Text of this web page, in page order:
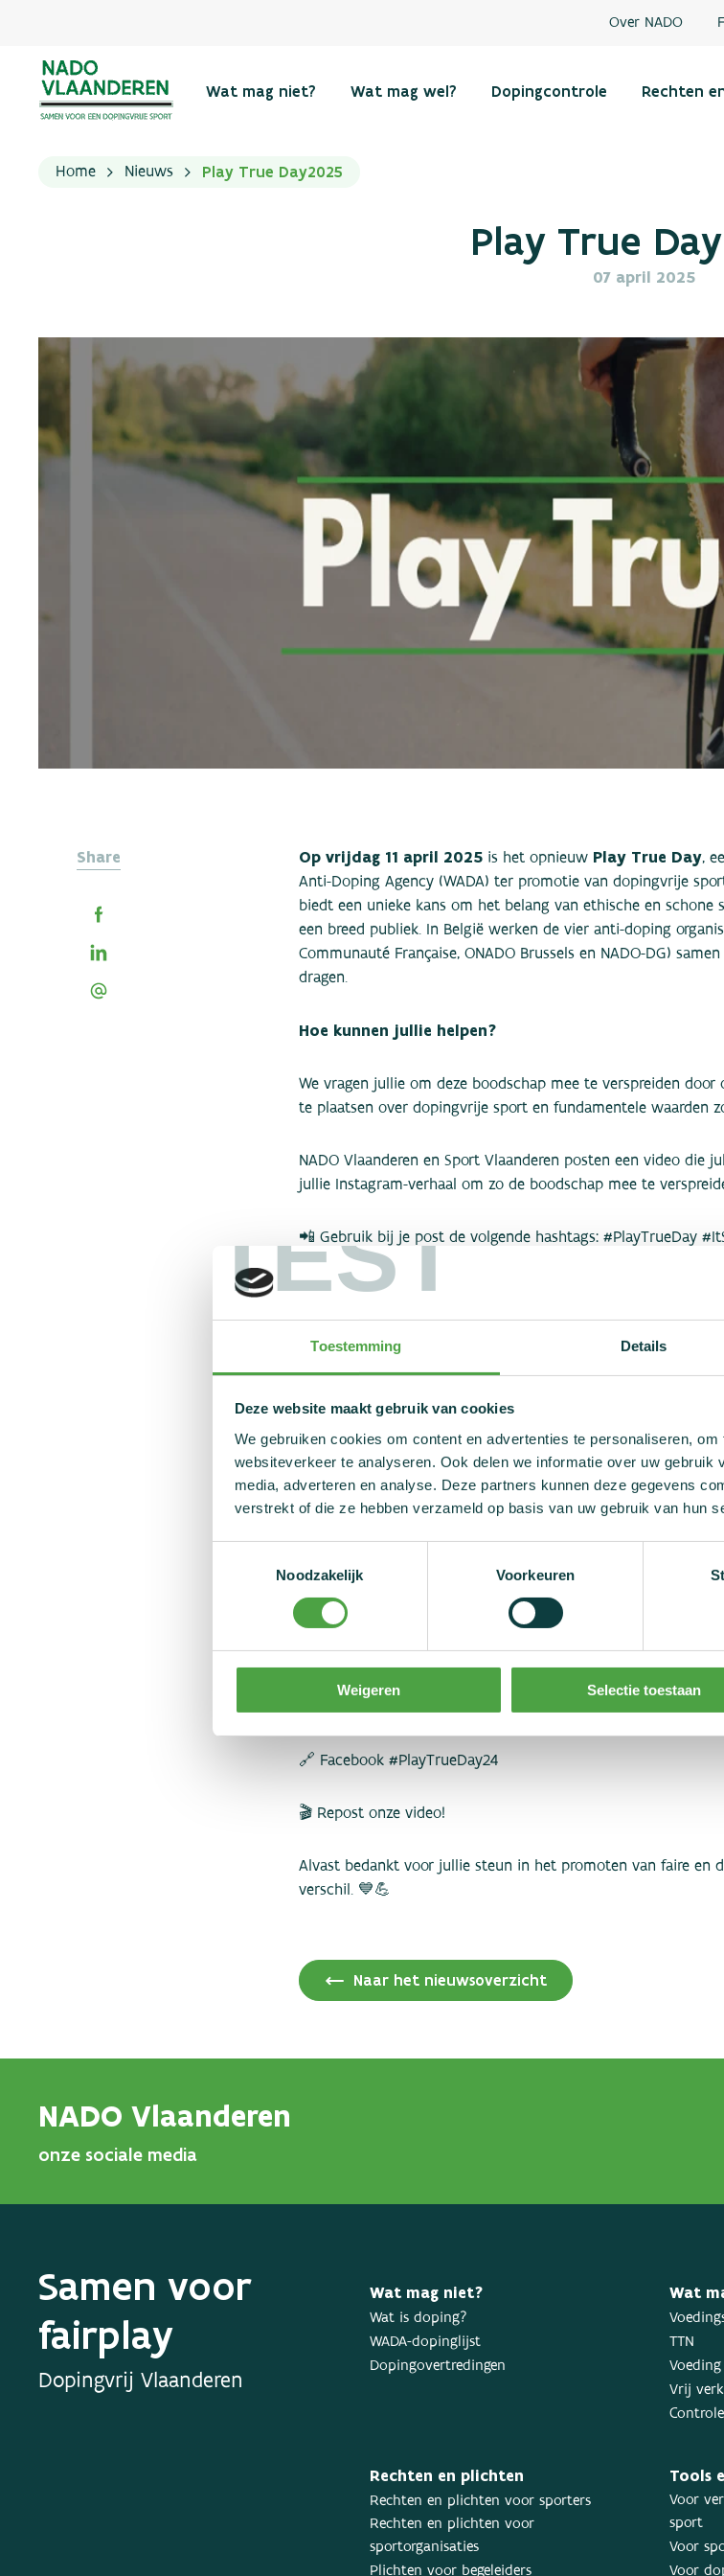
TEST
Toestemming Details
Deze website maakt gebruik van cookies
We gebruiken cookies om content en advertenties te personaliseren,
websiteverkeer te analyseren. Ook delen we informatie over uw
media, adverteren en analyse. Deze partners kunnen deze gegevens
verstrekt of die ze hebben verzameld op basis van uw gebruik van hun
Noodzakelijk
Voorkeuren
Weigeren Selectie toestaan
Over NADO
Wat mag niet? Wat mag wel? Dopingcontrole Rechten
Home Nieuws Play True Day2025
Play True
07 april 2025
Share Op vrijdag 11 april 2025 is het opnieuw Play True Day,
Anti-Doping Agency (WADA) ter promotie van dopingvrije
biedt een unieke kans om het belang van ethische en schone
een breed publiek. In België werken de vier anti-doping
Communauté Française, ONADO Brussels en NADO-DG)
dragen.
Hoe kunnen jullie helpen?
We vragen jullie om deze boodschap mee te verspreiden door
te plaatsen over dopingvrije sport en fundamentele waarden
NADO Vlaanderen en Sport Vlaanderen posten een video die
jullie Instagram-verhaal om zo de boodschap mee te
📲 Gebruik bij je post de volgende hashtags: #PlayTrueDay
#PlayTrueDay25
"Dopingvrije sport, het start bij jou."
🎨 Handige materialen:
Play True Day: Celebrating Clean Sport Together | World Anti
📸 Inspiratie van eerdere campagnes:
🔗 Facebook #PlayTrueDay24
🎬 Repost onze video!
Alvast bedankt voor jullie steun in het promoten van faire en
verschil. 💙💪
Naar het nieuwsoverzicht
NADO Vlaanderen
onze sociale media
Samen voor
fairplay
Dopingvrij Vlaanderen
Wat mag niet?
Wat is doping?
WADA-dopinglijst
Dopingovertredingen
Wat
TTN
Voeding
Vrij
Rechten en plichten
Rechten en plichten voor sporters
Rechten en plichten voor
sportorganisaties
Plichten voor begeleiders
Tools
Voor
sport
Voor
Voor